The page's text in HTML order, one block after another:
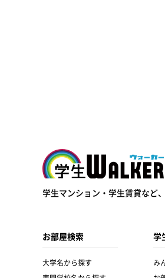
学生ウォーカー
学生マンション・学生賃貸など、
お部屋検索
大学名から探す
学
み